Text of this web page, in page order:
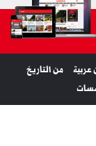
من التاريخ